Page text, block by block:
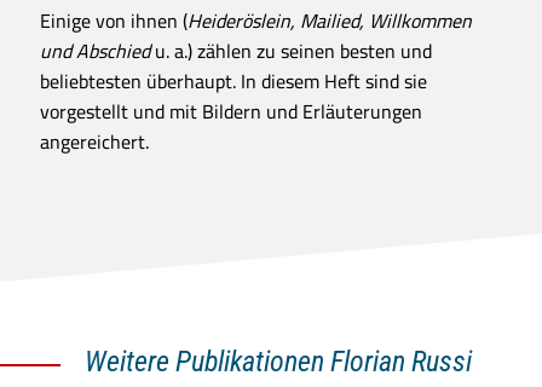
Einige von ihnen (Heideröslein, Mailied, Willkommen
und Abschiedu. a.) zählen zu seinen besten und
beliebtesten überhaupt. In diesem Heft sind sie
vorgestellt und mit Bildern und Erläuterungen
angereichert.
Weitere Publikationen Florian Russi